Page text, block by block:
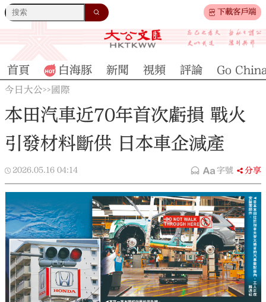
下載客戶端
首頁 白海豚 新聞 視頻 評論 Go
今日大公>> 國際
本田汽車近70年首次虧損 戰火
引發材料斷供 日本車企減產
2026.05.16 04:14 字號 分享